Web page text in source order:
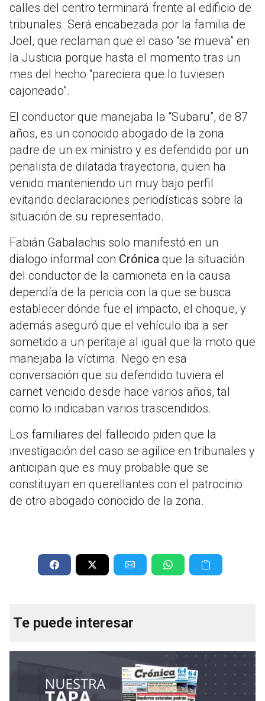
calles del centro terminará frente al edificio de
tribunales. Será encabezada por la familia de
Joel, que reclaman que el caso “se mueva” en
la Justicia porque hasta el momento tras un
mes del hecho “pareciera que lo tuviesen
cajoneado”.
El conductor que manejaba la “Subaru”, de 87
años, es un conocido abogado de la zona
padre de un ex ministro y es defendido por un
penalista de dilatada trayectoria, quien ha
venido manteniendo un muy bajo perfil
evitando declaraciones periodísticas sobre la
situación de su representado.
Fabián Gabalachis solo manifestó en un
dialogo informal con Crónica que la situación
del conductor de la camioneta en la causa
dependía de la pericia con la que se busca
establecer dónde fue el impacto, el choque, y
además aseguró que el vehículo iba a ser
sometido a un peritaje al igual que la moto que
manejaba la víctima. Nego en esa
conversación que su defendido tuviera el
carnet vencido desde hace varios años, tal
como lo indicaban varios trascendidos.
Los familiares del fallecido piden que la
investigación del caso se agilice en tribunales y
anticipan que es muy probable que se
constituyan en querellantes con el patrocinio
de otro abogado conocido de la zona.
Te puede interesar